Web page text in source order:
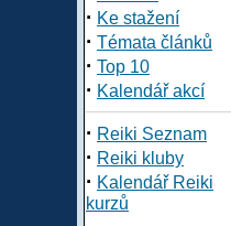
· Ke stažení
· Témata článků
· Top 10
· Kalendář akcí
· Reiki Seznam
· Reiki kluby
· Kalendář Reiki
kurzů